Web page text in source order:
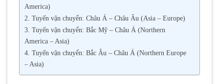
America)
2. Tuyến vận chuyển: Châu Á – Châu Âu (Asia – Europe)
3. Tuyến vận chuyển: Bắc Mỹ – Châu Á (Northern
America – Asia)
4. Tuyến vận chuyển: Bắc Âu – Châu Á (Northern Europe
– Asia)